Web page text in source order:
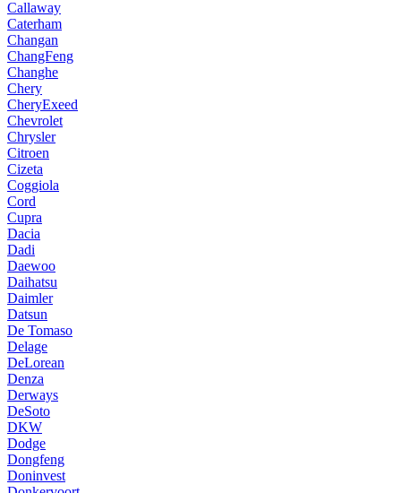
Callaway
Caterham
Changan
ChangFeng
Changhe
Chery
CheryExeed
Chevrolet
Chrysler
Citroen
Cizeta
Coggiola
Cord
Cupra
Dacia
Dadi
Daewoo
Daihatsu
Daimler
Datsun
De Tomaso
Delage
DeLorean
Denza
Derways
DeSoto
DKW
Dodge
Dongfeng
Doninvest